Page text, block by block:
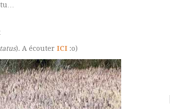
). A écouter ICI :o)